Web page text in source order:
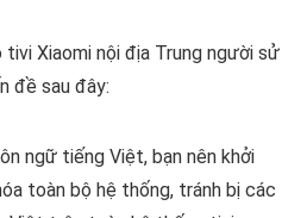
Xiaomi nội địa Trung người sử
đề sau đây:
ngữ tiếng Việt, bạn nên khởi
toàn bộ hệ thống, tránh bị các